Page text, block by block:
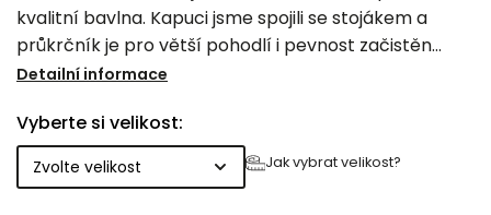
kvalitní bavlna. Kapuci jsme spojili se stojákem a
průkrčník je pro větší pohodlí i pevnost začistěn
barevným proužkem, který je tónován do barvy
materiálu a je v ní natažena plochá tkanice.
Používáme velmi kvalitní zdrhovadlo.
Detailní informace
Vyberte si velikost:
Jak vybrat velikost?